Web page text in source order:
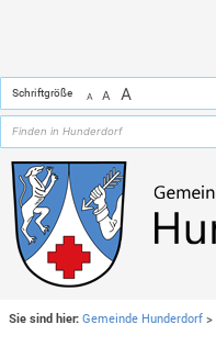
Schriftgröße A A A
Sie sind hier: Gemeinde Hunderdorf >